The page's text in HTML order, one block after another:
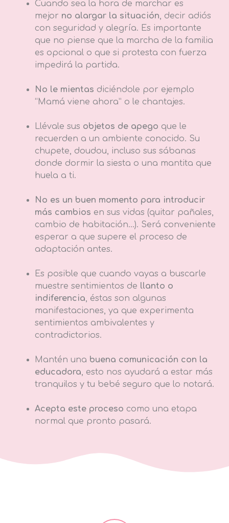
Cuando sea la hora de marchar es
mejor no alargar la situación, decir adiós
con seguridad y alegría. Es importante
que no piense que la marcha de la familia
es opcional o que si protesta con fuerza
impedirá la partida.
No le mientas diciéndole por ejemplo
“Mamá viene ahora” o le chantajes.
Llévale sus objetos de apego que le
recuerden a un ambiente conocido. Su
chupete, doudou, incluso sus sábanas
donde dormir la siesta o una mantita que
huela a ti.
No es un buen momento para introducir
más cambios en sus vidas (quitar pañales,
cambio de habitación…). Será conveniente
esperar a que supere el proceso de
adaptación antes.
Es posible que cuando vayas a buscarle
muestre sentimientos de llanto o
indiferencia, éstas son algunas
manifestaciones, ya que experimenta
sentimientos ambivalentes y
contradictorios.
Mantén una buena comunicación con la
educadora, esto nos ayudará a estar más
tranquilos y tu bebé seguro que lo notará.
Acepta este proceso como una etapa
normal que pronto pasará.